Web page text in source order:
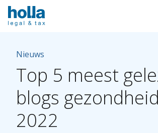
Nieuws
Top 5 meest
blogs
2022